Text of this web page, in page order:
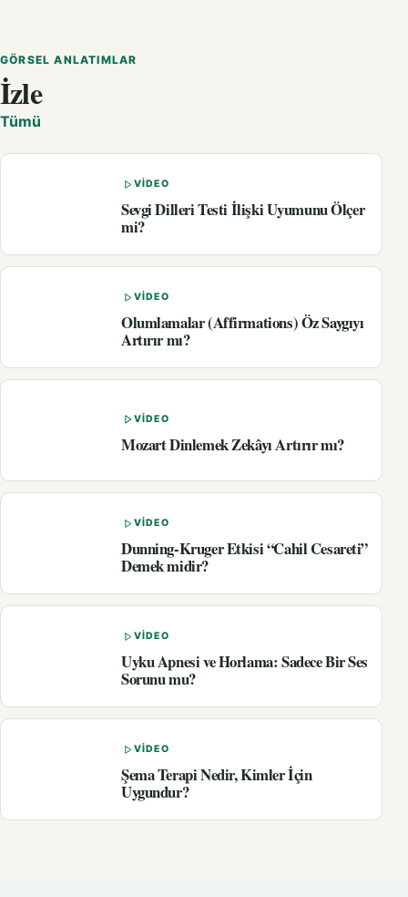
GÖRSEL ANLATIMLAR
İzle
Tümü
VIDEO
Sevgi Dilleri Testi İlişki Uyumunu Ölçer
mi?
VIDEO
Olumlamalar (Affirmations) Öz Saygıyı
Artırır mı?
VIDEO
Mozart Dinlemek Zekâyı Artırır mı?
VIDEO
Dunning-Kruger Etkisi “Cahil Cesareti”
Demek midir?
VIDEO
Uyku Apnesi ve Horlama: Sadece Bir Ses
Sorunu mu?
VIDEO
Şema Terapi Nedir, Kimler İçin
Uygundur?